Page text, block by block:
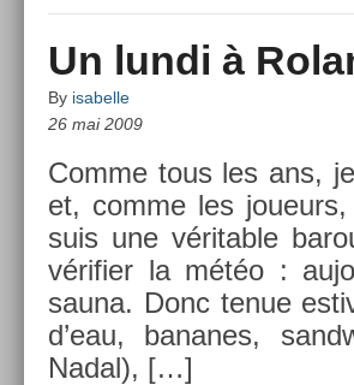
Un lundi à
By isabelle
26 mai 2009
Comme tous les ans,
et, comme les
suis une vérit­able
vérifi­er la météo :
sauna. Donc tenue
d’eau, bananes,
Nadal), […]